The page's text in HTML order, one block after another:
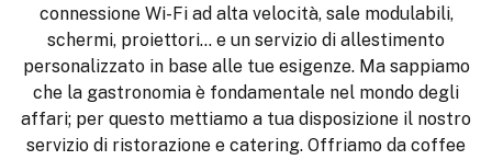
connessione Wi-Fi ad alta velocità, sale modulabili,
schermi, proiettori… e un servizio di allestimento
personalizzato in base alle tue esigenze. Ma sappiamo
che la gastronomia è fondamentale nel mondo degli
affari; per questo mettiamo a tua disposizione il nostro
servizio di ristorazione e catering. Offriamo da coffee